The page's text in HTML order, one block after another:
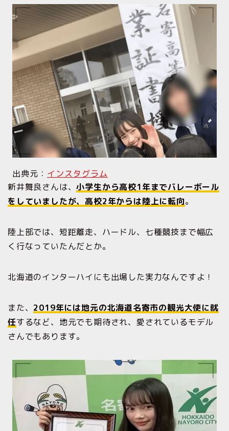
出典元： インスタグラム
新井舞良さんは、小学生から高校1年までバレーボール
をしていましたが、高校2年からは陸上に転向。
陸上部では、短距離走、ハードル、七種競技まで幅広
く行なっていたんだとか。
北海道のインターハイにも出場した実力なんですよ！
また、 2019年には地元の北海道名寄市の観光大使に就
任するなど、地元でも期待され、愛されているモデル
さんでもあります。